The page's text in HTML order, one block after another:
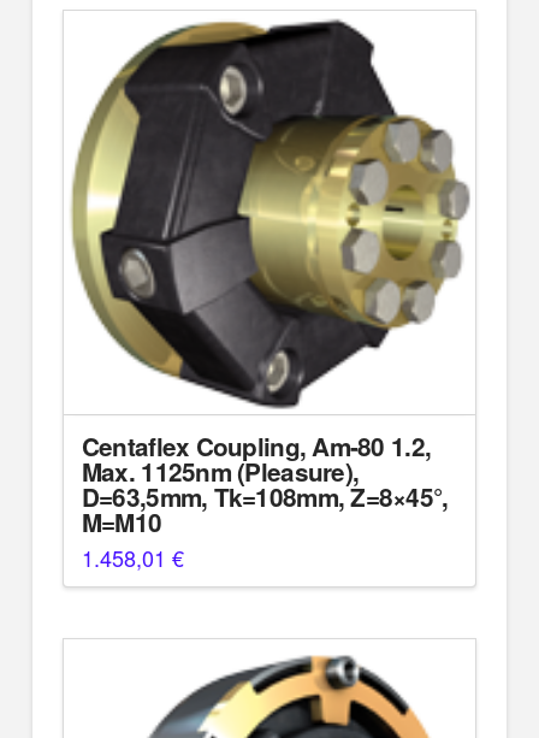
Centaflex Coupling, Am-80 1.2,
Max. 1125nm (Pleasure),
D=63,5mm, Tk=108mm, Z=8×45°,
M=M10
1.458,01 €